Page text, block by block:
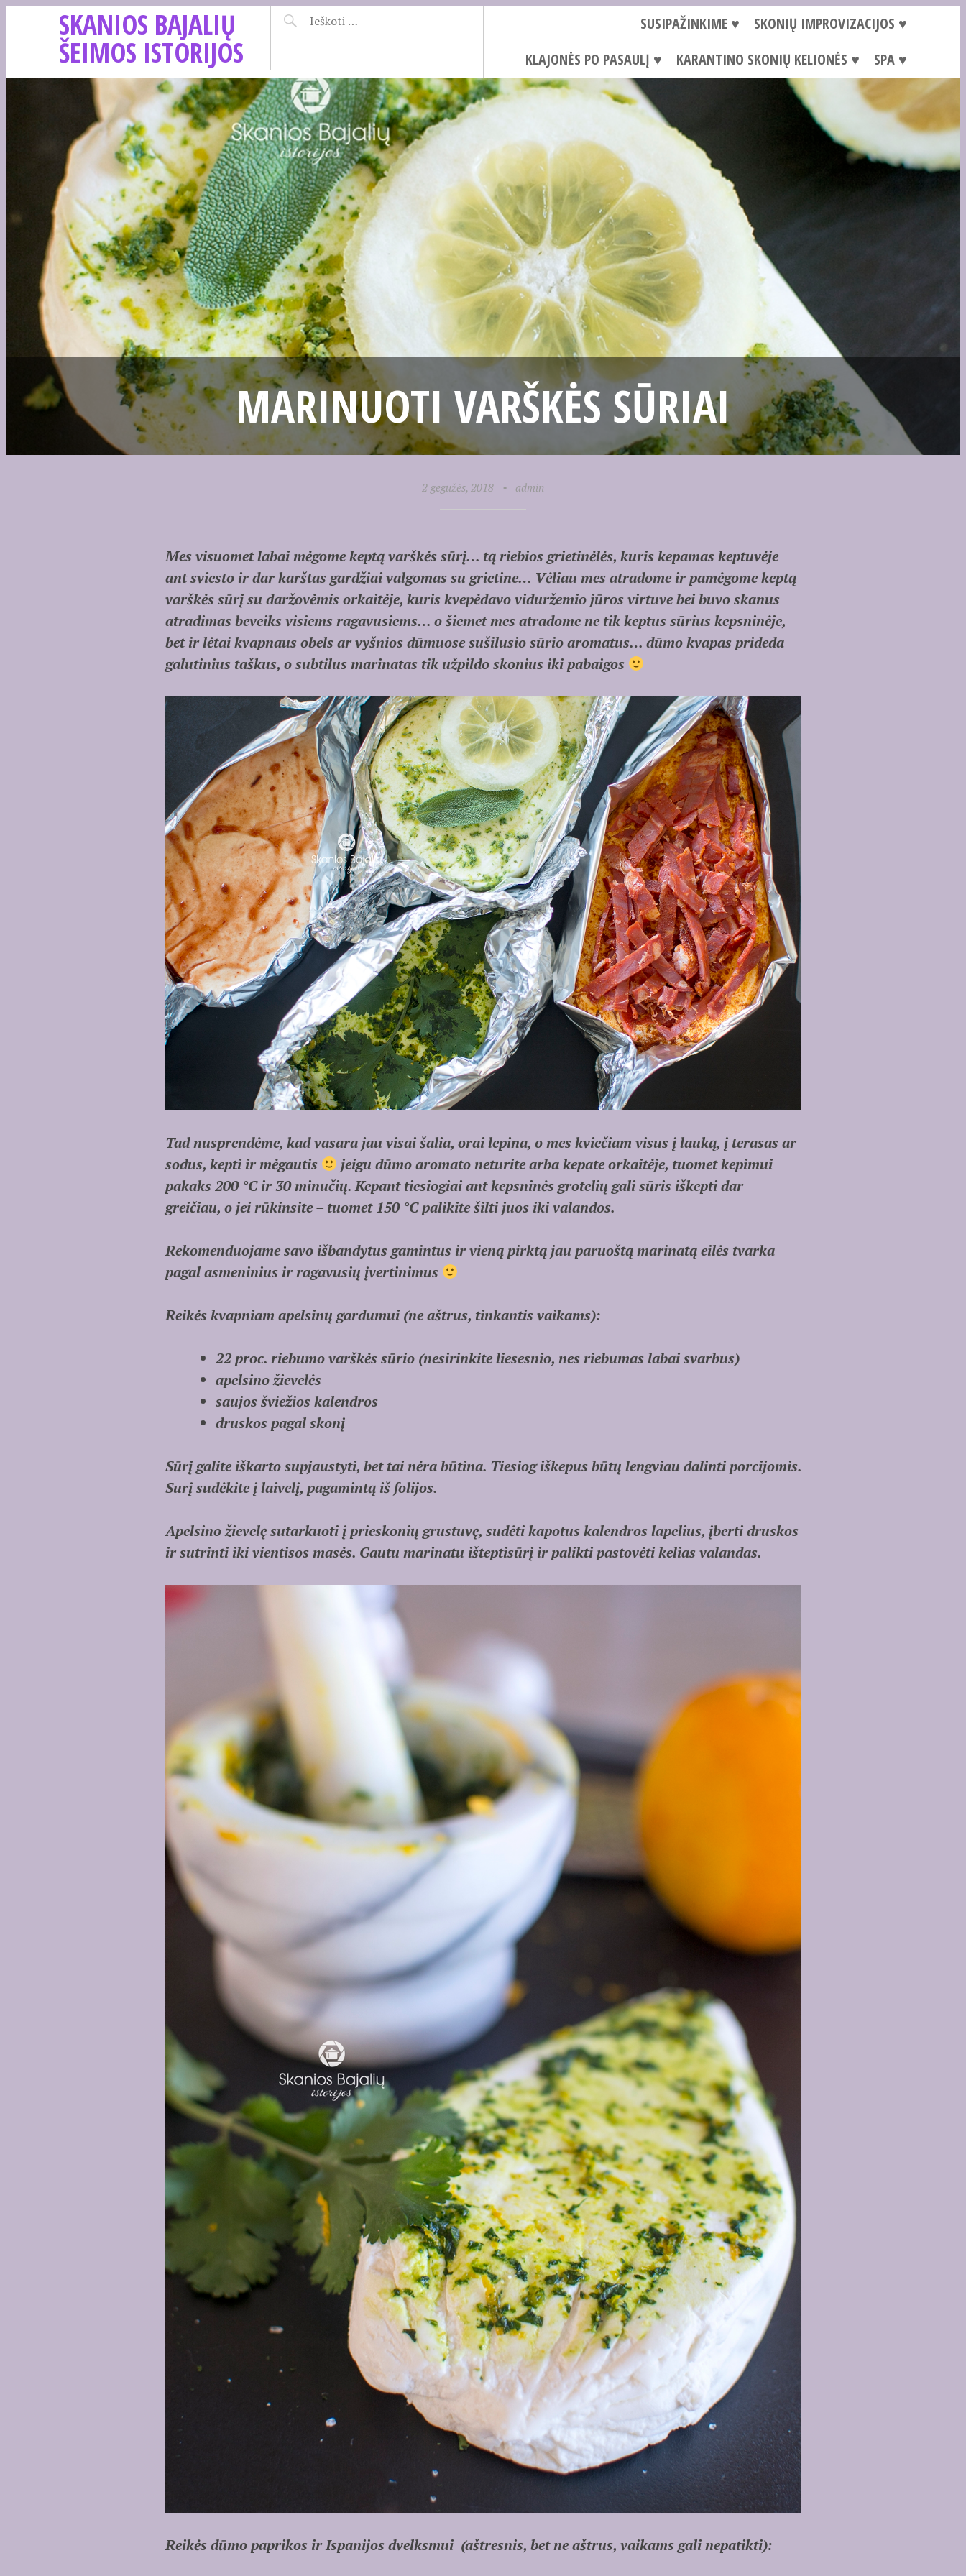
SKANIOS BAJALIŲ
ŠEIMOS ISTORIJOS
SUSIPAŽINKIME ♥
SKONIŲ IMPROVIZACIJOS ♥
KLAJONĖS PO PASAULĮ ♥
KARANTINO SKONIŲ KELIONĖS ♥ SPA ♥
MARINUOTI VARŠKĖS SŪRIAI
2 gegužės, 2018 • admin
Mes visuomet labai mėgome keptą varškės sūrį… tą riebios grietinėlės, kuris kepamas keptuvėje
ant sviesto ir dar karštas gardžiai valgomas su grietine… Vėliau mes atradome ir pamėgome keptą
varškės sūrį su daržovėmis orkaitėje, kuris kvepėdavo viduržemio jūros virtuve bei buvo skanus
atradimas beveiks visiems ragavusiems… o šiemet mes atradome ne tik keptus sūrius kepsninėje,
bet ir lėtai kvapnaus obels ar vyšnios dūmuose sušilusio sūrio aromatus… dūmo kvapas prideda
galutinius taškus, o subtilus marinatas tik užpildo skonius iki pabaigos
Tad nusprendėme, kad vasara jau visai šalia, orai lepina, o mes kviečiam visus į lauką, į terasas ar
sodus, kepti ir mėgautis
jeigu dūmo aromato neturite arba kepate orkaitėje, tuomet kepimui
pakaks 200 °C ir 30 minučių. Kepant tiesiogiai ant kepsninės grotelių gali sūris iškepti dar
greičiau, o jei rūkinsite – tuomet 150 °C palikite šilti juos iki valandos.
Rekomenduojame savo išbandytus gamintus ir vieną pirktą jau paruoštą marinatą eilės tvarka
pagal asmeninius ir ragavusių įvertinimus
Reikės kvapniam apelsinų gardumui (ne aštrus, tinkantis vaikams):
22 proc. riebumo varškės sūrio (nesirinkite liesesnio, nes riebumas labai svarbus)
apelsino žievelės
saujos šviežios kalendros
druskos pagal skonį
Sūrį galite iškarto supjaustyti, bet tai nėra būtina. Tiesiog iškepus būtų lengviau dalinti porcijomis.
Surį sudėkite į laivelį, pagamintą iš folijos.
Apelsino žievelę sutarkuoti į prieskonių grustuvę, sudėti kapotus kalendros lapelius, įberti druskos
ir sutrinti iki vientisos masės. Gautu marinatu išteptisūrį ir palikti pastovėti kelias valandas.
Reikės dūmo paprikos ir Ispanijos dvelksmui (aštresnis, bet ne aštrus, vaikams gali nepatikti):